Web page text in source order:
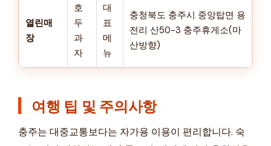
열린매
장
호
두
과
자
대
표
메
뉴
충청북도 충주시 중앙탑면 용
전리 산50-3 충주휴게소(마
산방향)
여행 팁 및 주의사항
충주는 대중교통보다는 자가용 이용이 편리합니다. 숙